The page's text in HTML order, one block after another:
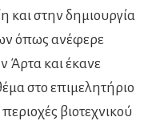
και στην δημιουργία
όπως ανέφερε
Άρτα και έκανε
στο επιμελητήριο
βιοτεχνικού